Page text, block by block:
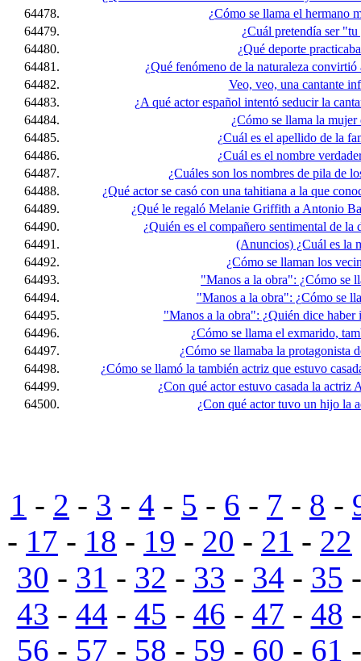
64478.
¿Cómo se llama el hermano
64479.
¿Cuál pretendía ser
64480.
¿Qué deporte
64481.
¿Qué fenómeno de la naturaleza
64482.
Veo, veo, una cantante
64483.
¿A qué actor español intentó seducir la
64484.
¿Cómo se llama la mujer
64485.
¿Cuál es el apellido de la
64486.
¿Cuál es el nombre
64487.
¿Cuáles son los nombres de pila de
64488.
¿Qué actor se casó con una tahitiana a la que
64489.
¿Qué le regaló Melanie Griffith a Antonio
64490.
¿Quién es el compañero sentimental de la
64491.
(Anuncios) ¿Cuál es la
64492.
¿Cómo se llaman los
64493.
"Manos a la obra": ¿Cómo se
64494.
"Manos a la obra": ¿Cómo se
64495.
"Manos a la obra": ¿Quién dice haber
64496.
¿Cómo se llama el exmarido,
64497.
¿Cómo se llamaba la protagonista
64498.
¿Cómo se llamó la también actriz que estuvo
64499.
¿Con qué actor estuvo casada la actriz
64500.
¿Con qué actor tuvo un hijo la
1 - 2 - 3 - 4 - 5 - 6 - 7 - 8 -
- 17 - 18 - 19 - 20 - 21 - 22
30 - 31 - 32 - 33 - 34 - 35
43 - 44 - 45 - 46 - 47 - 48
56 - 57 - 58 - 59 - 60 - 61